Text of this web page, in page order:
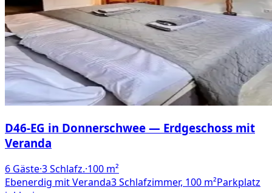
D46-EG in Donnerschwee — Erdgeschoss mit
Veranda
6 Gäste·3Schlafz.·100 m²
Ebenerdig mit Veranda3 Schlafzimmer, 100 m²Parkplatz